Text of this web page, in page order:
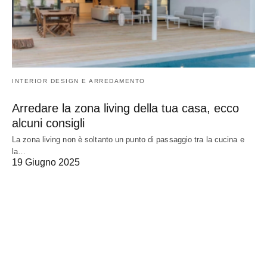
INTERIOR DESIGN E ARREDAMENTO
Arredare la zona living della tua casa, ecco
alcuni consigli
La zona living non è soltanto un punto di passaggio tra la cucina e
la…
19 Giugno 2025